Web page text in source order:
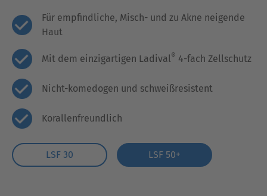
Für empfindliche, Misch- und zu Akne neigende
Haut
Mit dem einzigartigen Ladival ® 4-fach Zellschutz
Nicht-komedogen und schweißresistent
Korallenfreundlich
LSF 30 LSF 50+